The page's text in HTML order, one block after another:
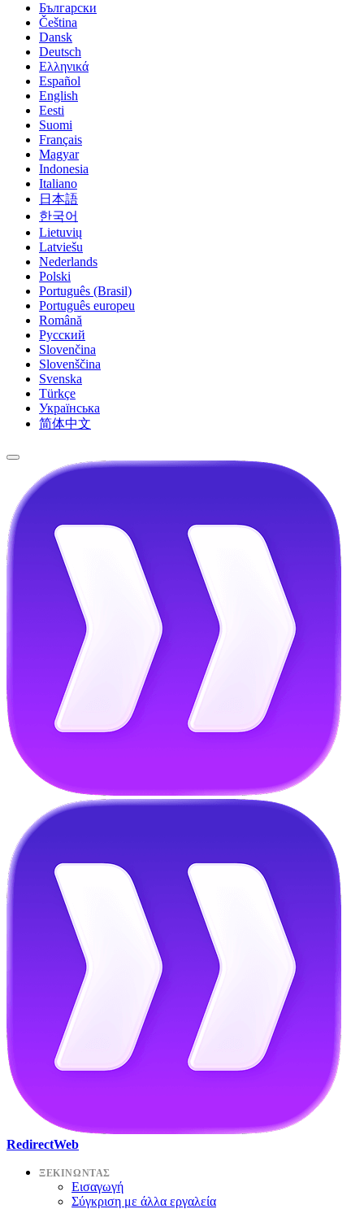
Български
Čeština
Dansk
Deutsch
Ελληνικά
Español
English
Eesti
Suomi
Français
Magyar
Indonesia
Italiano
日本語
한국어
Lietuvių
Latviešu
Nederlands
Polski
Português (Brasil)
Português europeu
Română
Русский
Slovenčina
Slovenščina
Svenska
Türkçe
Українська
简体中文
RedirectWeb
ΞΕΚΙΝΏΝΤΑΣ
Εισαγωγή
Σύγκριση με άλλα εργαλεία